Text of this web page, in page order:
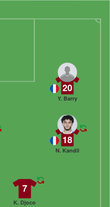
20
Y. Barry
18
N. Kandil
7
K. Djoco